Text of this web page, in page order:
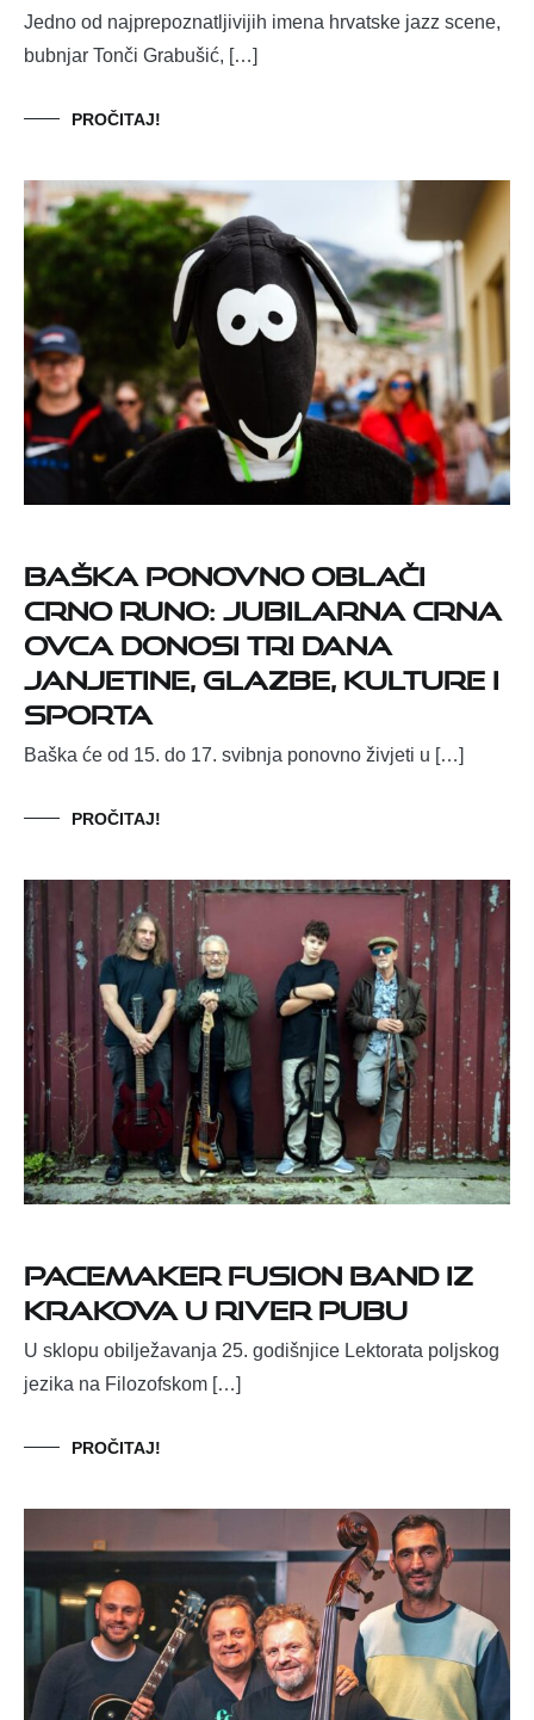
Jedno od najprepoznatljivijih imena hrvatske jazz scene,
bubnjar Tonči Grabušić, […]
PROČITAJ!
Baška ponovno oblači
crno runo: jubilarna Crna
ovca donosi tri dana
janjetine, glazbe, kulture i
sporta
Baška će od 15. do 17. svibnja ponovno živjeti u […]
PROČITAJ!
Pacemaker Fusion Band iz
Krakova u River Pubu
U sklopu obilježavanja 25. godišnjice Lektorata poljskog
jezika na Filozofskom […]
PROČITAJ!